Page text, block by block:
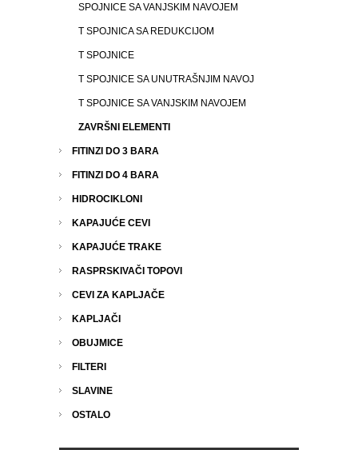
SPOJNICE SA VANJSKIM NAVOJEM
T SPOJNICA SA REDUKCIJOM
T SPOJNICE
T SPOJNICE SA UNUTRAŠNJIM NAVOJ
T SPOJNICE SA VANJSKIM NAVOJEM
ZAVRŠNI ELEMENTI
FITINZI DO 3 BARA
FITINZI DO 4 BARA
HIDROCIKLONI
KAPAJUĆE CEVI
KAPAJUĆE TRAKE
RASPRSKIVAČI TOPOVI
CEVI ZA KAPLJAČE
KAPLJAČI
OBUJMICE
FILTERI
SLAVINE
OSTALO